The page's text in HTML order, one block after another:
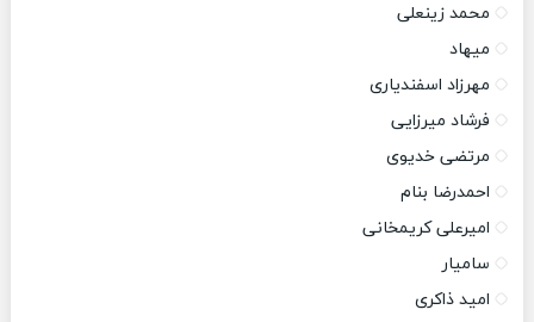
محمد زینعلی
میهاد
مهرزاد اسفندیاری
فرشاد میرزایی
مرتضی خدیوی
احمدرضا بنام
امیرعلی کریمخانی
سامیار
امید ذاکری